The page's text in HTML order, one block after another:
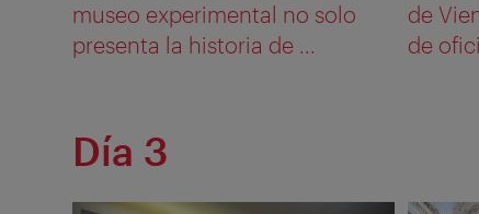
museo experimental no solo
presenta la historia de ...
de
de
Día 3